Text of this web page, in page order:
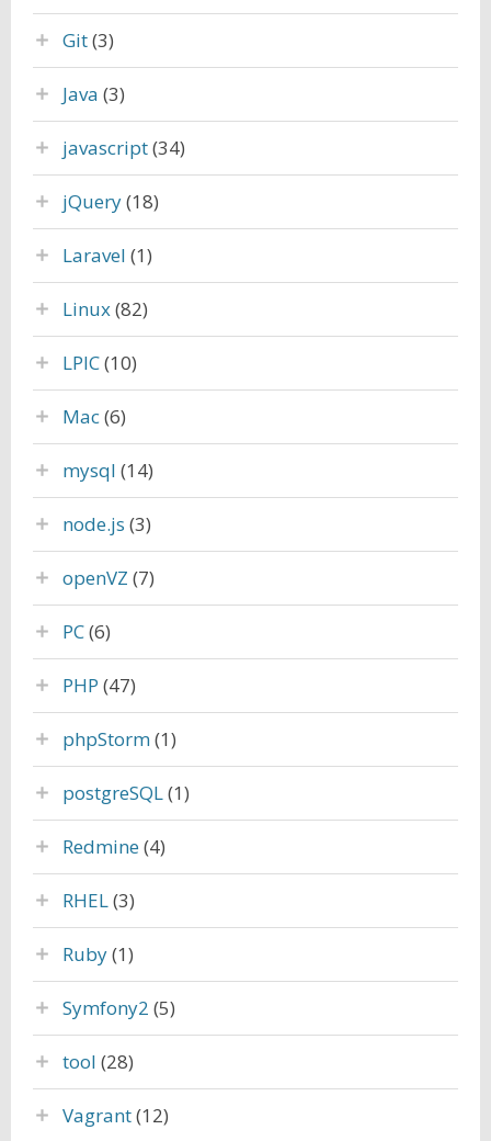
Git(3)
Java (3)
javascript(34)
jQuery(18)
Laravel (1)
Linux(82)
LPIC(10)
Mac(6)
mysql (14)
node.js (3)
openVZ (7)
PC(6)
PHP (47)
phpStorm(1)
postgreSQL(1)
Redmine(4)
RHEL(3)
Ruby(1)
Symfony2 (5)
tool (28)
Vagrant(12)